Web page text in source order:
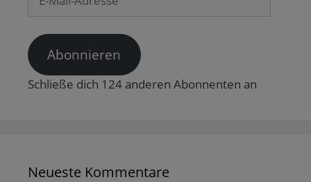
Mail-
Abonnieren
Schließe dich 124 anderen Abonnenten an
Neueste Kommentare